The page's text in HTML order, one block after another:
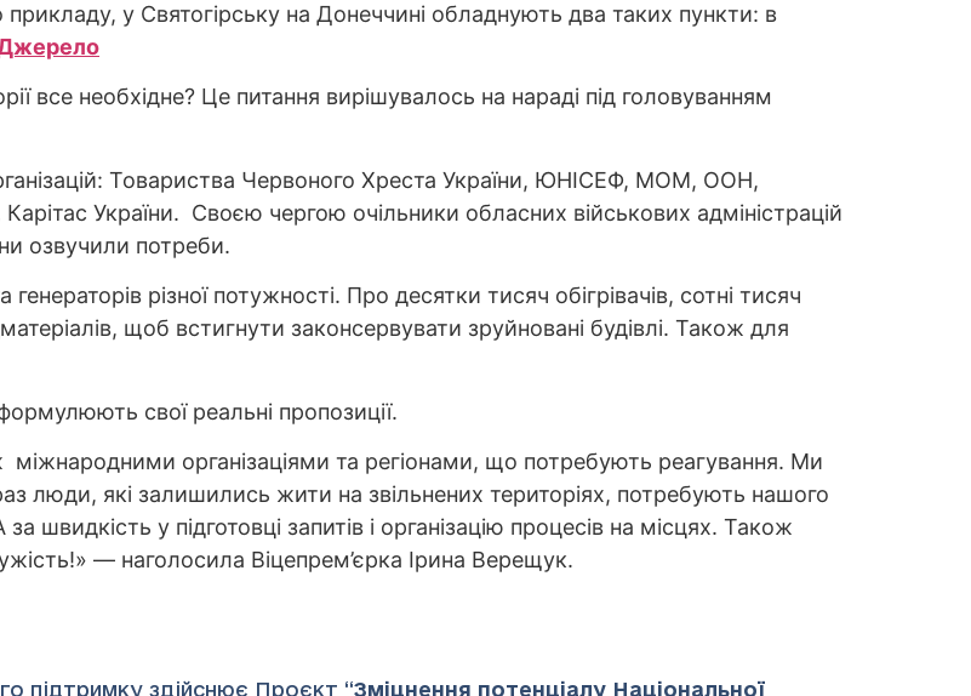
у Святогірську на Донеччині обладнують два таких пункти: в
все необхідне? Це питання вирішувалось на нараді під головуванням
Товариства Червоного Хреста України, ЮНІСЕФ, МОМ, ООН,
України. Своєю чергою очільники обласних військових адміністрацій
озвучили потреби.
різної потужності. Про десятки тисяч обігрівачів, сотні тисяч
щоб встигнути законсервувати зруйновані будівлі. Також для
свої реальні пропозиції.
міжнародними організаціями та регіонами, що потребують реагування. Ми
люди, які залишились жити на звільнених територіях, потребують нашого
швидкість у підготовці запитів і організацію процесів на місцях. Також
— наголосила Віцепрем’єрка Ірина Верещук.
підтримку здійснює Проєкт “Зміцнення потенціалу Національної